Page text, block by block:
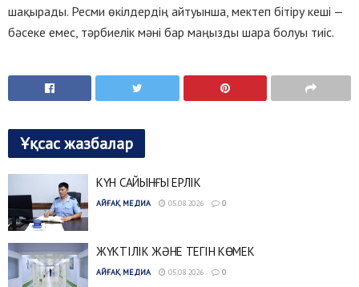
шақырады. Ресми өкілдердің айтуынша, мектеп бітіру кеші —
бәсеке емес, тәрбиелік мәні бар маңызды шара болуы тиіс.
Ұқсас жазбалар
КҮН САЙЫНҒЫ ЕРЛІК
АЙҒАҚ МЕДИА 05.08.2026 0
ЖҮКТІЛІК ЖӘНЕ ТЕГІН КӨМЕК
АЙҒАҚ МЕДИА 05.08.2026 0